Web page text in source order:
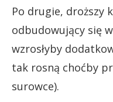
Po drugie, droższy
odbudowujący się
wzrosłyby
tak rosną choćby
surowce).